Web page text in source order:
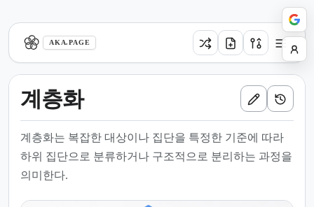
AKA.PAGE
계층화
계층화는 복잡한 대상이나 집단을 특정한 기준에 따라
하위 집단으로 분류하거나 구조적으로 분리하는 과정을
의미한다.